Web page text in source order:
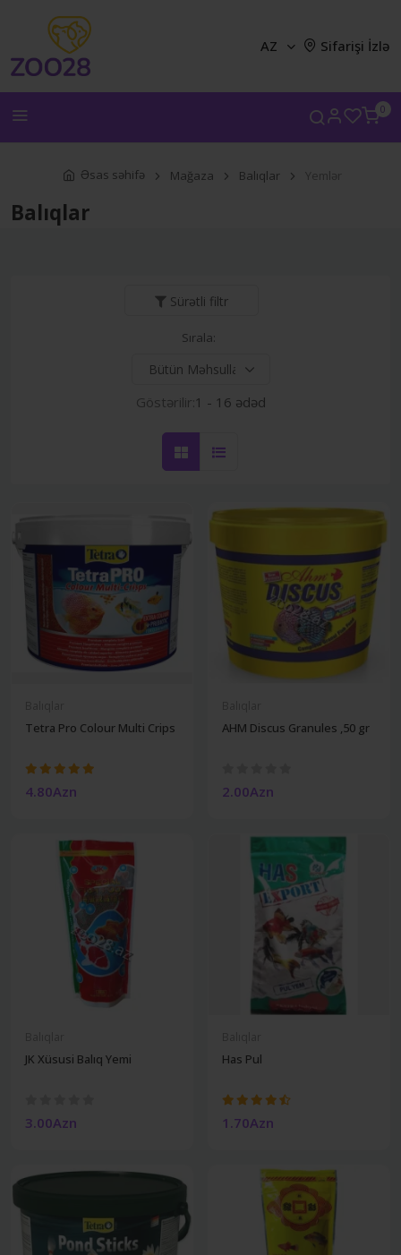
0
AZ Sifarişi İzlə
Əsas səhifə Mağaza Balıqlar Yemlər
Balıqlar
Sürətli filtr
Sırala:
Göstərilir:1 - 16 ədəd
Tetra Pro Colour Multi Crips
4.80Azn
AHM Discus Granules ,50 gr
2.00Azn
JK Xüsusi Balıq Yemi
3.00Azn
Has Pul
1.70Azn